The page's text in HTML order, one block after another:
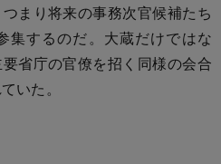
まり将来の事務次官候補たち
集するのだ。大蔵だけではな
省庁の官僚を招く同様の会合
いた。